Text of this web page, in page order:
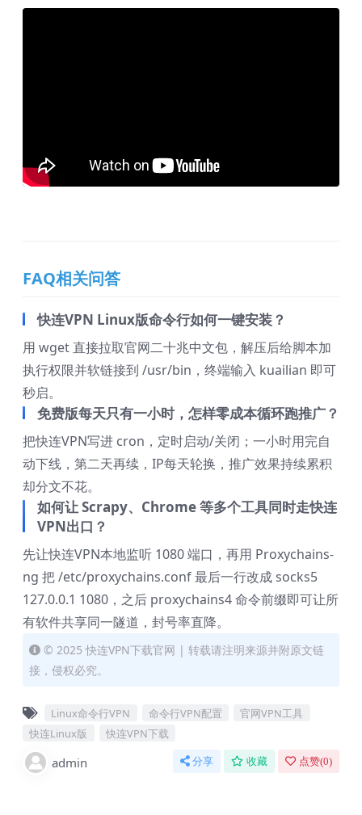
FAQ相关问答
快连VPN Linux版命令行如何一键安装？
用 wget 直接拉取官网二十兆中文包，解压后给脚本加
执行权限并软链接到 /usr/bin，终端输入 kuailian 即可
秒启。
免费版每天只有一小时，怎样零成本循环跑推广？
把快连VPN写进 cron，定时启动/关闭；一小时用完自
动下线，第二天再续，IP每天轮换，推广效果持续累积
却分文不花。
如何让 Scrapy、Chrome 等多个工具同时走快连
VPN出口？
先让快连VPN本地监听 1080 端口，再用 Proxychains-
ng 把 /etc/proxychains.conf 最后一行改成 socks5
127.0.0.1 1080，之后 proxychains4 命令前缀即可让所
有软件共享同一隧道，封号率直降。
© 2025 快连VPN下载官网 | 转载请注明来源并附原文链
接，侵权必究。
Linux命令行VPN 命令行VPN配置
官网VPN工具
快连Linux版
快连VPN下载
admin 分享 收藏 点赞(0)